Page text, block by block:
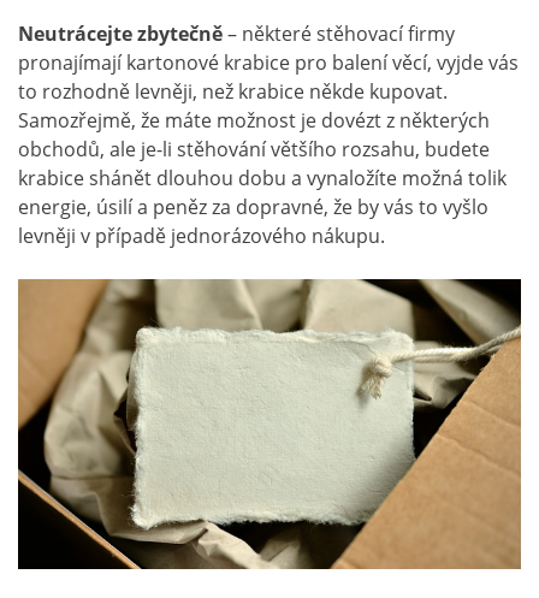
Neutrácejte zbytečně– některé stěhovací firmy
pronajímají kartonové krabice pro balení věcí, vyjde vás
to rozhodně levněji, než krabice někde kupovat.
Samozřejmě, že máte možnost je dovézt z některých
obchodů, ale je-li stěhování většího rozsahu, budete
krabice shánět dlouhou dobu a vynaložíte možná tolik
energie, úsilí a peněz za dopravné, že by vás to vyšlo
levněji v případě jednorázového nákupu.